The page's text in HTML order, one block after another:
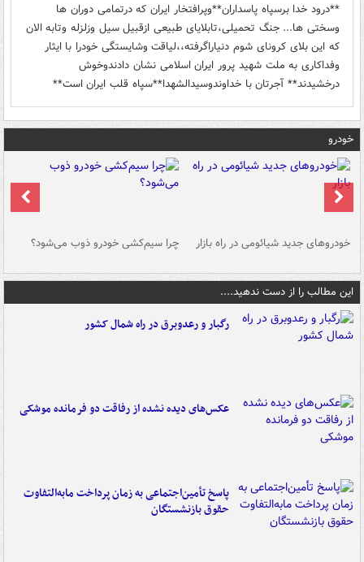
**درود خدا برسپاه پاسداران**وپرافتخار ایران که درتمامی دوران ها
وسختی ها... جنگ تحمیلی،تابلایای طبیعی ازقبیل سیل وزلزله وتابه الان
که این بلای کرونای شوم دنیاراگرفته،،لیاقت وشایستگی خودرا با ایثار
وفداکاری به ملت شهید پرور ایران اسلامی نشان دادندوخوش
درخشیدند** آجرتان با خداوندوسیدالشهدا**سپاه قلب ایران است**
خودرو
خودروهای جدید شیائومی در راه بازار چرا سیم‌کشی خودرو ذوب می‌شود؟
این مطالب را از دست ندهید....
رگبار و رعدوبرق در راه شمال کشور
عکس‌های دیده نشده از رفاقت دو فرمانده‌ موشکی
پاسخ تأمین‌اجتماعی به زمان پرداخت مابه‌التفاوت
حقوق بازنشستگان